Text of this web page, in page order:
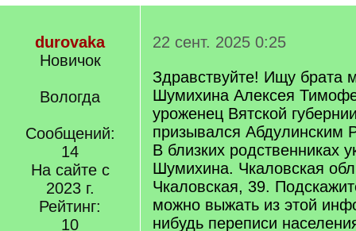
durovaka
Новичок
Вологда
Сообщений:
14
На сайте с
2023 г.
Рейтинг:
10
22 сент. 2025 0:25
Здравствуйте! Ищу брата
Шумихина Алексея
уроженец Вятской
призывался Абдулинским
В близких родственниках
Шумихина. Чкаловская
Чкаловская, 39.
можно выжать из этой
нибудь переписи